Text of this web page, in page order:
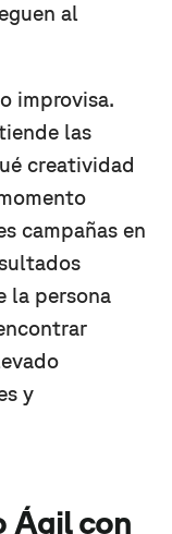
al
improvisa.
las
creatividad
campañas en
la persona
y
Ágil con